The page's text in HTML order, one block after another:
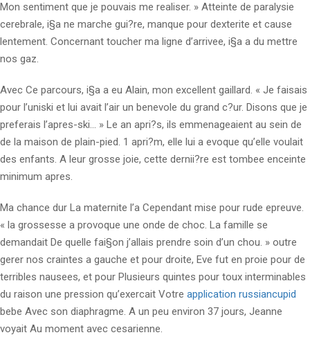
Mon sentiment que je pouvais me realiser. » Atteinte de para­lysie
cerebrale, i§a ne marche gui?re, manque pour dexterite et cause
lentement. Concernant toucher ma ligne d’arrivee, i§a a du mettre
nos gaz.
Avec Ce parcours, i§a a eu Alain, mon excellent gaillard. « Je faisais
pour l’uniski et lui avait l’air un benevole du grand c?ur. Disons que je
preferais l’apres-ski… » Le an apri?s, ils emmenageaient au sein de
de la maison de plain-pied. 1 apri?m, elle lui a evoque qu’elle voulait
des enfants. A leur grosse joie, cette dernii?re est tombee enceinte
minimum apres.
Ma chance dur La maternite l’a Cependant mise pour rude epreuve.
« la grossesse a provoque une onde de choc. La famille se
demandait De quelle fai§on j’allais prendre soin d’un chou. » outre
gerer nos craintes a gauche et pour droite, Eve fut en proie pour de
terribles nausees, et pour Plusieurs quintes pour toux interminables
du raison une pression qu’exercait Votre application russiancupid
bebe Avec son diaphragme. A un peu environ 37 jours, Jeanne
voyait Au moment avec cesarienne.